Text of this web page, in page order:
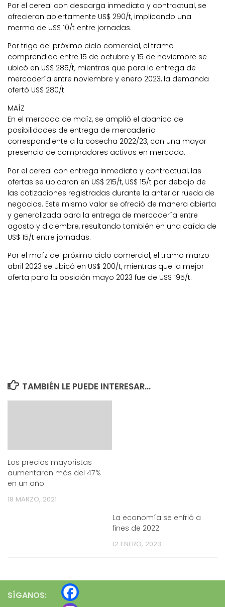
Por el cereal con descarga inmediata y contractual, se
ofrecieron abiertamente US$ 290/t, implicando una
merma de US$ 10/t entre jornadas.
Por trigo del próximo ciclo comercial, el tramo
comprendido entre 15 de octubre y 15 de noviembre se
ubicó en US$ 285/t, mientras que para la entrega de
mercadería entre noviembre y enero 2023, la demanda
ofertó US$ 280/t.
MAÍZ
En el mercado de maíz, se amplió el abanico de
posibilidades de entrega de mercadería
correspondiente a la cosecha 2022/23, con una mayor
presencia de compradores activos en mercado.
Por el cereal con entrega inmediata y contractual, las
ofertas se ubicaron en US$ 215/t, US$ 15/t por debajo de
las cotizaciones registradas durante la anterior rueda de
negocios. Este mismo valor se ofreció de manera abierta
y generalizada para la entrega de mercadería entre
agosto y diciembre, resultando también en una caída de
US$ 15/t entre jornadas.
Por el maíz del próximo ciclo comercial, el tramo marzo-
abril 2023 se ubicó en US$ 200/t, mientras que la mejor
oferta para la posición mayo 2023 fue de US$ 195/t.
TAMBIÉN LE PUEDE INTERESAR...
Los precios mayoristas
aumentaron más del 47%
en un año
18 MARZO, 2021
La economía se enfrió a
fines de 2022
12 ENERO, 2023
SÍGANOS: